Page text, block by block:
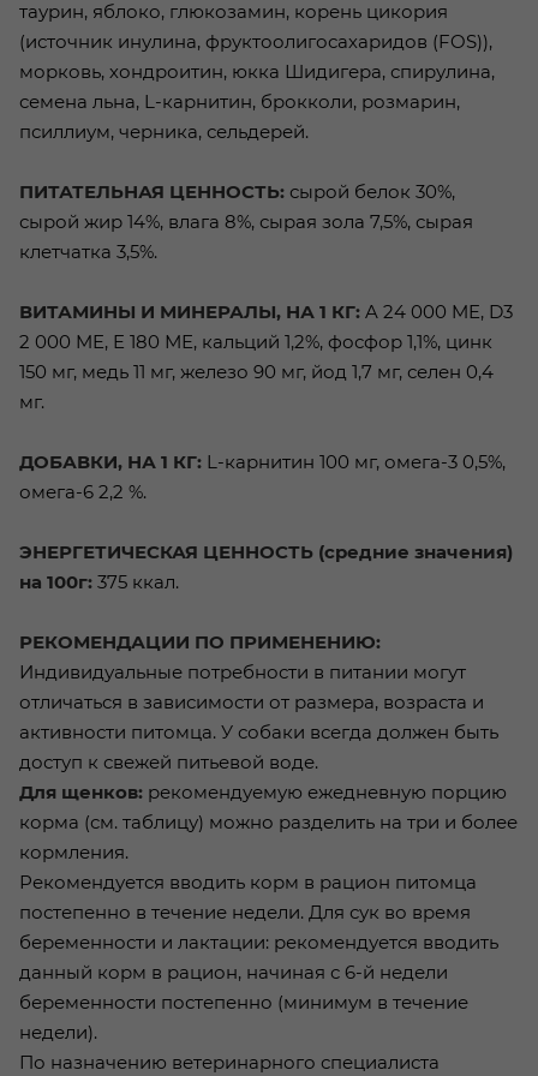
таурин, яблоко, глюкозамин, корень цикория
(источник инулина, фруктоолигосахаридов (FOS)),
морковь, хондроитин, юкка Шидигера, спирулина,
семена льна, L-карнитин, брокколи, розмарин,
псиллиум, черника, сельдерей.
ПИТАТЕЛЬНАЯ ЦЕННОСТЬ: сырой белок 30%,
сырой жир 14%, влага 8%, сырая зола 7,5%, сырая
клетчатка 3,5%.
ВИТАМИНЫ И МИНЕРАЛЫ, НА 1 КГ: A 24 000 ME, D3
2 000 ME, E 180 МЕ, кальций 1,2%, фосфор 1,1%, цинк
150 мг, медь 11 мг, железо 90 мг, йод 1,7 мг, селен 0,4
мг.
ДОБАВКИ, НА 1 КГ: L-карнитин 100 мг, омега-3 0,5%,
омега-6 2,2 %.
ЭНЕРГЕТИЧЕСКАЯ ЦЕННОСТЬ (средние значения)
на 100г: 375 ккал.
РЕКОМЕНДАЦИИ ПО ПРИМЕНЕНИЮ:
Индивидуальные потребности в питании могут
отличаться в зависимости от размера, возраста и
активности питомца. У собаки всегда должен быть
доступ к свежей питьевой воде.
Для щенков: рекомендуемую ежедневную порцию
корма (см. таблицу) можно разделить на три и более
кормления.
Рекомендуется вводить корм в рацион питомца
постепенно в течение недели. Для сук во время
беременности и лактации: рекомендуется вводить
данный корм в рацион, начиная с 6-й недели
беременности постепенно (минимум в течение
недели).
По назначению ветеринарного специалиста